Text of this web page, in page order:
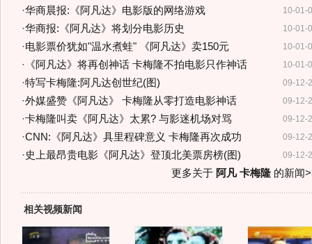
10-01-
·华商晨报:《阿凡达》电影版的网络游戏
10-01-
·华商报:《阿凡达》将划分电影历史
10-01-
·电影票价犹如"温水煮蛙" 《阿凡达》卖150元
10-01-
· 《阿凡达》将再创神话 卡梅隆不拍电影只作神话
09-12-
·特写卡梅隆:阿凡达创世纪(图)
09-12-
·外媒盛赞《阿凡达》 卡梅隆从零打造电影神话
09-12-
·卡梅隆叫卖《阿凡达》太累? 与影迷机场对骂
09-12-
·CNN:《阿凡达》具里程碑意义 卡梅隆再次成功
09-12-
·史上最昂贵电影《阿凡达》登顶北美票房榜(图)
更多关于 阿凡 卡梅隆的新闻
相关视频新闻